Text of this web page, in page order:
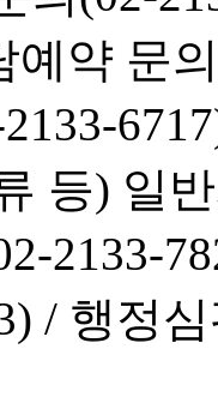
예약 문
등) 일
2133-
/ 행정심